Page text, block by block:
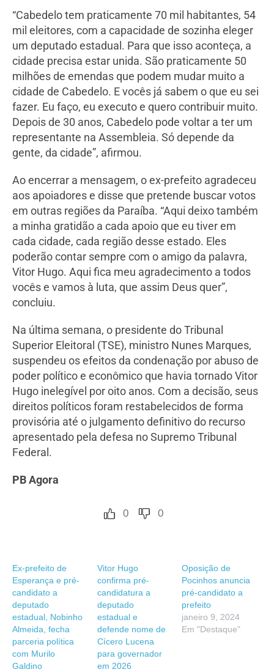
“Cabedelo tem praticamente 70 mil habitantes, 54
mil eleitores, com a capacidade de sozinha eleger
um deputado estadual. Para que isso aconteça, a
cidade precisa estar unida. São praticamente 50
milhões de emendas que podem mudar muito a
cidade de Cabedelo. E vocês já sabem o que eu sei
fazer. Eu faço, eu executo e quero contribuir muito.
Depois de 30 anos, Cabedelo pode voltar a ter um
representante na Assembleia. Só depende da
gente, da cidade”, afirmou.
Ao encerrar a mensagem, o ex-prefeito agradeceu
aos apoiadores e disse que pretende buscar votos
em outras regiões da Paraíba. “Aqui deixo também
a minha gratidão a cada apoio que eu tiver em
cada cidade, cada região desse estado. Eles
poderão contar sempre com o amigo da palavra,
Vitor Hugo. Aqui fica meu agradecimento a todos
vocês e vamos à luta, que assim Deus quer”,
concluiu.
Na última semana, o presidente do Tribunal
Superior Eleitoral (TSE), ministro Nunes Marques,
suspendeu os efeitos da condenação por abuso de
poder político e econômico que havia tornado Vitor
Hugo inelegível por oito anos. Com a decisão, seus
direitos políticos foram restabelecidos de forma
provisória até o julgamento definitivo do recurso
apresentado pela defesa no Supremo Tribunal
Federal.
PB Agora
0 0
Ex-prefeito de
Esperança e pré-
candidato a
deputado
estadual, Nobinho
Almeida, fecha
parceria política
com Murilo
Galdino
Vitor Hugo
confirma pré-
candidatura a
deputado
estadual e
defende nome de
Cícero Lucena
para governador
em 2026
Oposição de
Pocinhos anuncia
pré-candidato a
prefeito
janeiro 9, 2024
Em "Destaque"